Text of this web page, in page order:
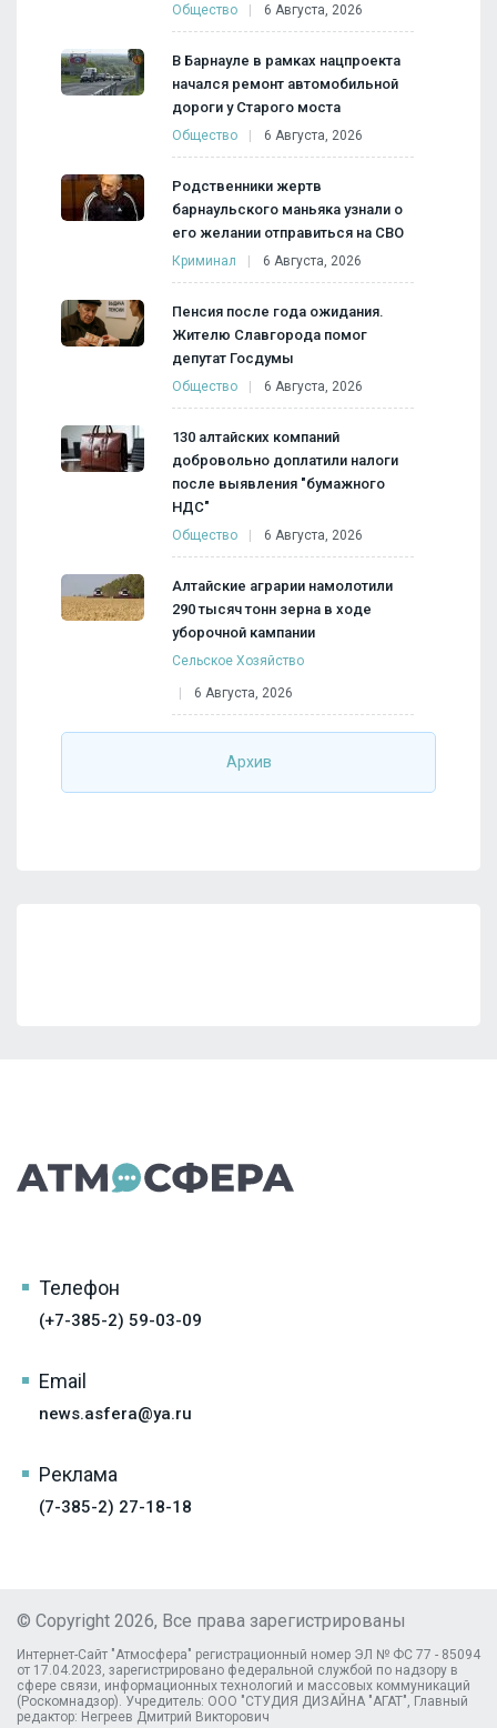
Общество 6 Августа, 2026
В Барнауле в рамках нацпроекта
начался ремонт автомобильной
дороги у Старого моста
Общество 6 Августа, 2026
Родственники жертв
барнаульского маньяка узнали о
его желании отправиться на СВО
Криминал 6 Августа, 2026
Пенсия после года ожидания.
Жителю Славгорода помог
депутат Госдумы
Общество 6 Августа, 2026
130 алтайских компаний
добровольно доплатили налоги
после выявления "бумажного
НДС"
Общество 6 Августа, 2026
Алтайские аграрии намолотили
290 тысяч тонн зерна в ходе
уборочной кампании
Сельское Хозяйство
6 Августа, 2026
Архив
Телефон
(+7-385-2) 59-03-09
Email
news.asfera@ya.ru
Реклама
(7-385-2) 27-18-18
© Copyright 2026, Все права зарегистрированы
Интернет-Сайт "Атмосфера" регистрационный номер ЭЛ № ФС 77 - 85094
от 17.04.2023, зарегистрировано федеральной службой по надзору в
сфере связи, информационных технологий и массовых коммуникаций
(Роскомнадзор). Учредитель: ООО "СТУДИЯ ДИЗАЙНА "АГАТ", Главный
редактор: Негреев Дмитрий Викторович